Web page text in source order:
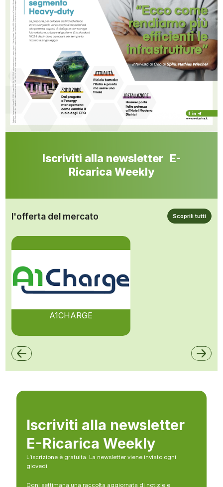
Iscriviti alla newsletter E-
Ricarica Weekly
l'offerta del mercato Scoprili tutti
A1CHARGE
Iscriviti alla newsletter
E-Ricarica Weekly
L’iscrizione è gratuita. La newsletter viene inviato ogni
giovedì
Ogni settimana una raccolta aggiornata di notizie e